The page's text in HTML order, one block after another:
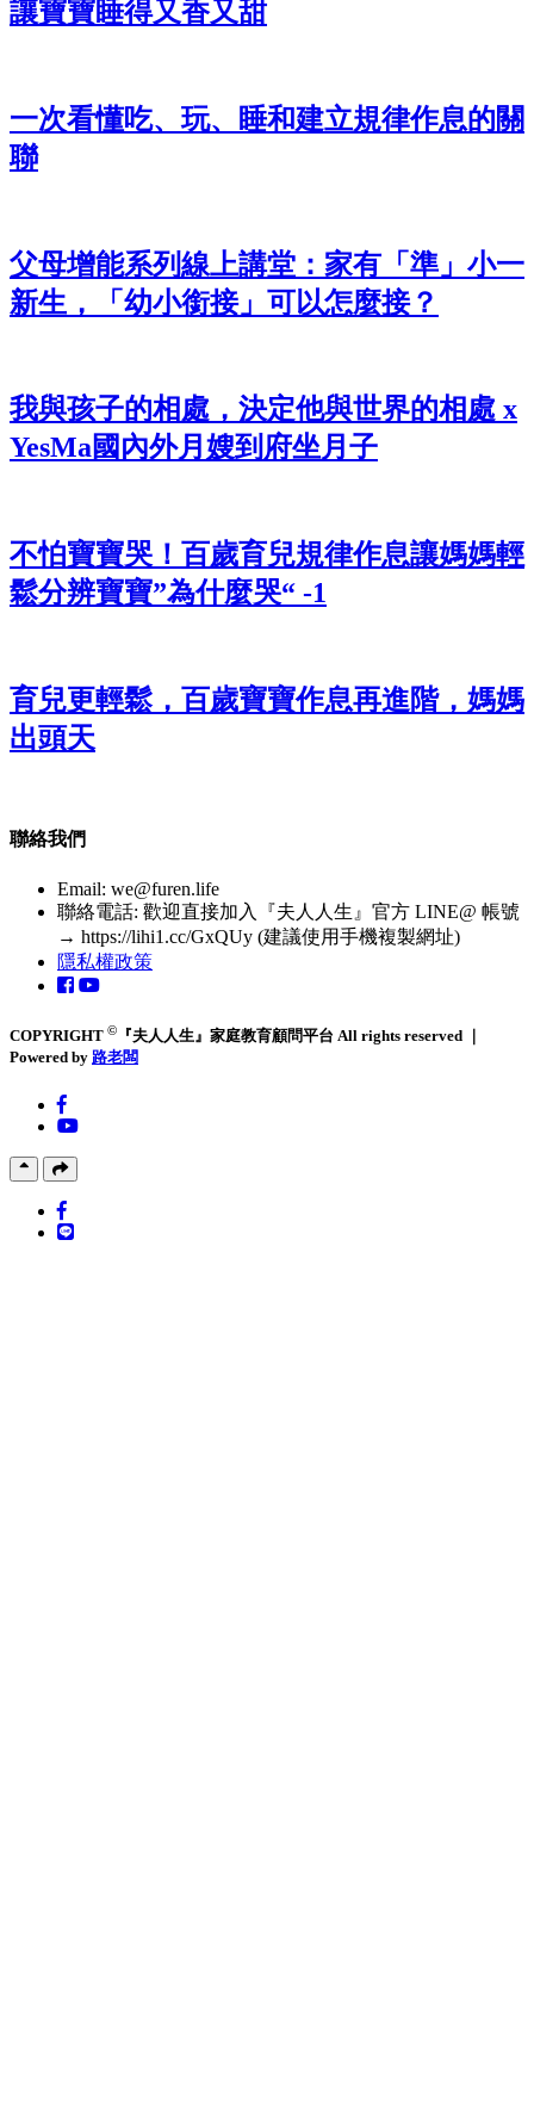
讓寶寶睡得又香又甜
一次看懂吃、玩、睡和建立規律作息的關
聯
父母增能系列線上講堂：家有「準」小一
新生，「幼小銜接」可以怎麼接？
我與孩子的相處，決定他與世界的相處 x
YesMa國內外月嫂到府坐月子
不怕寶寶哭！百歲育兒規律作息讓媽媽輕
鬆分辨寶寶”為什麼哭“ -1
育兒更輕鬆，百歲寶寶作息再進階，媽媽
出頭天
聯絡我們
Email: we@furen.life
聯絡電話: 歡迎直接加入『夫人人生』官方 LINE@ 帳號
→ https://lihi1.cc/GxQUy (建議使用手機複製網址)
隱私權政策
COPYRIGHT ©
『夫人人生』家庭教育顧問平台 All rights reserved ｜
Powered by 路老闆